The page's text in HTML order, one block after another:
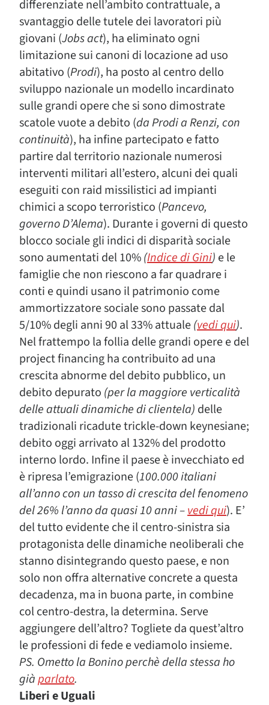
differenziate nell’ambito contrattuale, a
svantaggio delle tutele dei lavoratori più
giovani (Jobs act), ha eliminato ogni
limitazione sui canoni di locazione ad uso
abitativo (Prodi), ha posto al centro dello
sviluppo nazionale un modello incardinato
sulle grandi opere che si sono dimostrate
scatole vuote a debito (da Prodi a Renzi, con
continuità), ha infine partecipato e fatto
partire dal territorio nazionale numerosi
interventi militari all’estero, alcuni dei quali
eseguiti con raid missilistici ad impianti
chimici a scopo terroristico (Pancevo,
governo D’Alema). Durante i governi di questo
blocco sociale gli indici di disparità sociale
sono aumentati del 10%(Indice di Gini) e le
famiglie che non riescono a far quadrare i
conti e quindi usano il patrimonio come
ammortizzatore sociale sono passate dal
5/10% degli anni 90 al 33% attuale(vedi qui).
Nel frattempo la follia delle grandi opere e del
project financing ha contribuito ad una
crescita abnorme del debito pubblico, un
debito depurato (per la maggiore verticalità
delle attuali dinamiche di clientela) delle
tradizionali ricadute trickle-down keynesiane;
debito oggi arrivato al 132% del prodotto
interno lordo. Infine il paese è invecchiato ed
è ripresa l’emigrazione (100.000 italiani
all’anno con un tasso di crescita del fenomeno
del 26% l’anno da quasi 10 anni –vedi qui). E’
del tutto evidente che il centro-sinistra sia
protagonista delle dinamiche neoliberali che
stanno disintegrando questo paese, e non
solo non offra alternative concrete a questa
decadenza, ma in buona parte, in combine
col centro-destra, la determina. Serve
aggiungere dell’altro? Togliete da quest’altro
le professioni di fede e vediamolo insieme.
PS. Ometto la Bonino perchè della stessa ho
giàparlato.
Liberi e Uguali